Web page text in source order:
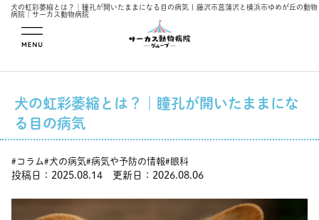
犬の虹彩萎縮とは？｜瞳孔が開いたままになる目の病気 | 藤沢市菖蒲沢と横浜市ゆめが丘の動物
病院｜サーカス動物病院
犬の虹彩萎縮とは？｜瞳孔が開いたままにな
る目の病気
# コラム#犬の病気#病気や予防の情報#眼科
投稿日：2025.08.14 更新日：2026.08.06